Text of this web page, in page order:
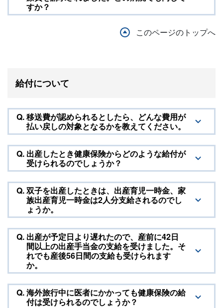
すか？
このページのトップへ
給付について
Q.移送費が認められるとしたら、どんな費用が
払い戻しの対象となるかを教えてください。
Q. 出産したとき健康保険からどのような給付が
受けられるのでしょうか？
Q.双子を出産したときは、出産育児一時金、家
族出産育児一時金は2人分支給されるのでし
ょうか。
Q. 出産が予定日より遅れたので、産前に42日
間以上の出産手当金の支給を受けました。そ
れでも産後56日間の支給も受けられます
か。
Q.海外旅行中に医者にかかっても健康保険の給
付は受けられるのでしょうか？